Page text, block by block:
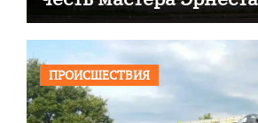
ПРОИСШЕСТВИЯ